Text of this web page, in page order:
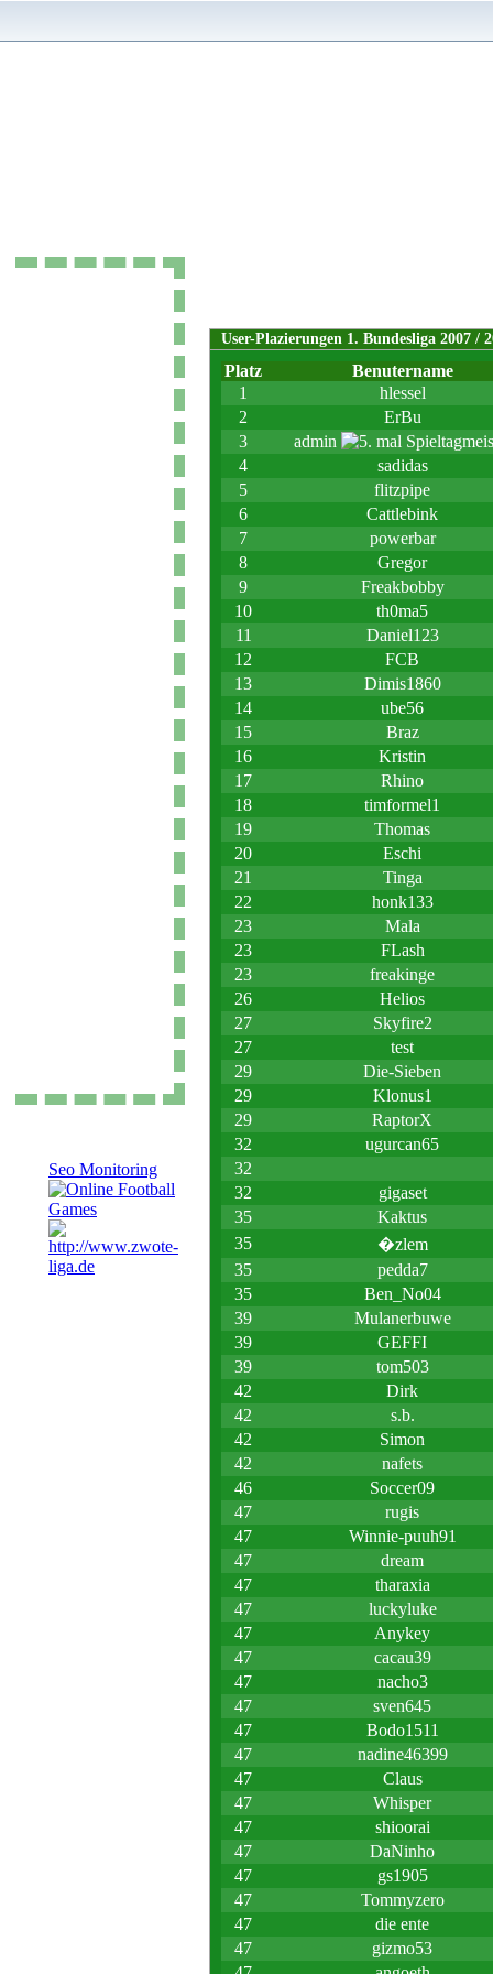
Seo Monitoring
User-Plazierungen 1. Bundesliga 2007 /
Platz
Benutername
1
hlessel
2
ErBu
3
admin
4
sadidas
5
flitzpipe
6
Cattlebink
7
powerbar
8
Gregor
9
Freakbobby
10
th0ma5
11
Daniel123
12
FCB
13
Dimis1860
14
ube56
15
Braz
16
Kristin
17
Rhino
18
timformel1
19
Thomas
20
Eschi
21
Tinga
22
honk133
23
Mala
23
FLash
23
freakinge
26
Helios
27
Skyfire2
27
test
29
Die-Sieben
29
Klonus1
29
RaptorX
32
ugurcan65
32
32
gigaset
35
Kaktus
35
�zlem
35
pedda7
35
Ben_No04
39
Mulanerbuwe
39
GEFFI
39
tom503
42
Dirk
42
s.b.
42
Simon
42
nafets
46
Soccer09
47
rugis
47
Winnie-puuh91
47
dream
47
tharaxia
47
luckyluke
47
Anykey
47
cacau39
47
nacho3
47
sven645
47
Bodo1511
47
nadine46399
47
Claus
47
Whisper
47
shioorai
47
DaNinho
47
gs1905
47
Tommyzero
47
die ente
47
gizmo53